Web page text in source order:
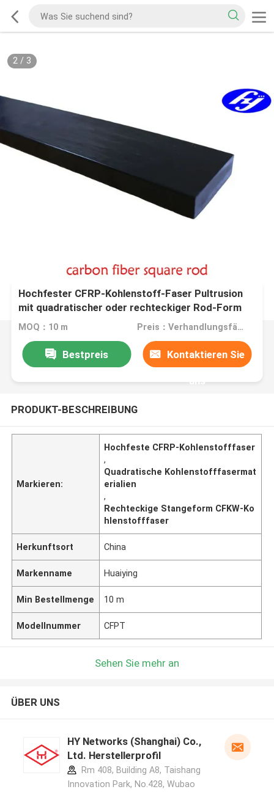
2/ 3
Hochfester CFRP-Kohlenstoff-Faser Pultrusion
mit quadratischer oder rechteckiger Rod-Form
MOQ：10 m Preis：Verhandlungsfähig
Bestpreis Kontaktieren Sie
uns
PRODUKT-BESCHREIBUNG
Markieren:
Hochfeste CFRP-Kohlenstofffaser
,
Quadratische Kohlenstofffasermat
erialien
,
Rechteckige Stangeform CFKW-Ko
hlenstofffaser
Herkunftsort China
Markenname Huaiying
Min Bestellmenge 10 m
Modellnummer CFPT
Sehen Sie mehr an
ÜBER UNS
HY Networks (Shanghai) Co.,
Ltd. Herstellerprofil
Rm 408, Building A8, Taishang
Innovation Park, No.428, Wubao